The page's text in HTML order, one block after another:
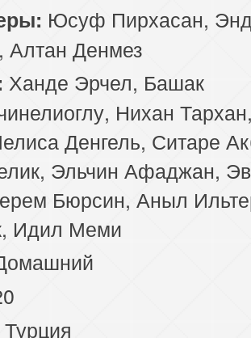
86 серия
87 серия
90 серия
94 серия
95 серия
98 серия 99 серия
Юсуф Пирхасан,
Денмез
Ханде Эрчел, Башак
Нихан
Денгель, Ситаре
Эльчин Афаджан,
Бюрсин, Аныл
Идил Меми
Турция